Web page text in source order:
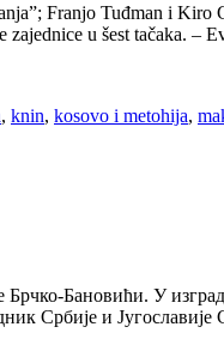
Franjo Tuđman i
zajednice u šest tačaka. –
, knin, kosovo i metohija,
Бановићи. У
Србије и